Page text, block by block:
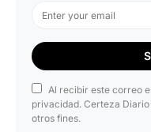
Al recibir este correo
privacidad. Certeza
otros fines.